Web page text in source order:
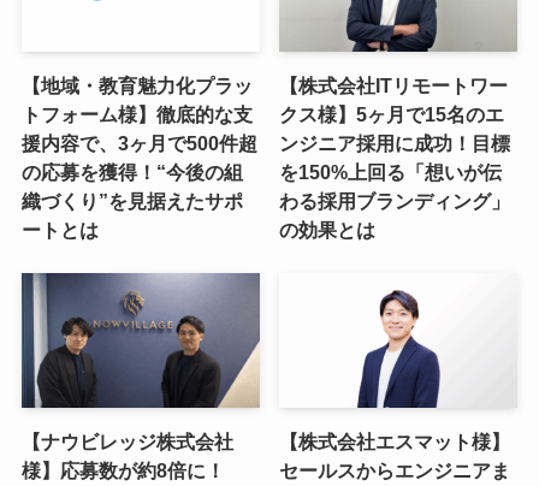
【地域・教育魅力化プラッ
トフォーム様】徹底的な支
援内容で、3ヶ月で500件超
の応募を獲得！“今後の組
織づくり”を見据えたサポ
ートとは
【株式会社ITリモートワー
クス様】5ヶ月で15名のエ
ンジニア採用に成功！目標
を150%上回る「想いが伝
わる採用ブランディング」
の効果とは
【ナウビレッジ株式会社
様】応募数が約8倍に！
【株式会社エスマット様】
セールスからエンジニアま